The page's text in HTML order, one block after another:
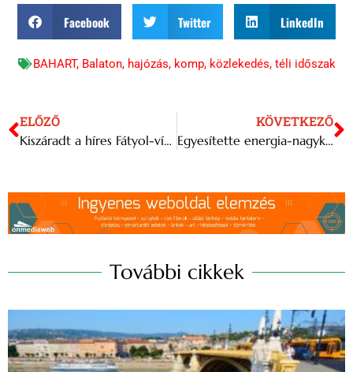
Facebook Twitter LinkedIn
BAHART, Balaton, hajózás, komp, közlekedés, téli időszak
ELŐZŐ
Kiszáradt a híres Fátyol-vízesés a Szalajka-völgyben
KÖVETKEZŐ
Egyesítette energia-nagyker tevékenységét az MVM Csoport
További cikkek